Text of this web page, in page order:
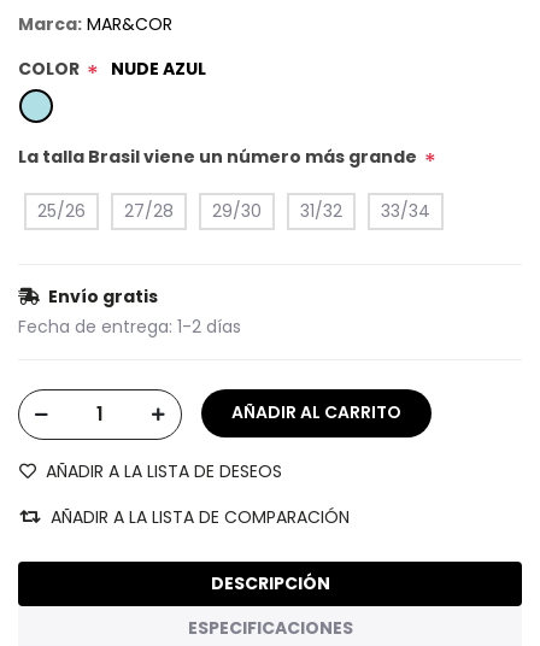
Marca: MAR&COR
COLOR * NUDE AZUL
La talla Brasil viene un número más grande *
25/26 27/28 29/30 31/32 33/34
Envío gratis
Fecha de entrega: 1-2 días
AÑADIR A LA LISTA DE DESEOS
AÑADIR A LA LISTA DE COMPARACIÓN
DESCRIPCIÓN
ESPECIFICACIONES